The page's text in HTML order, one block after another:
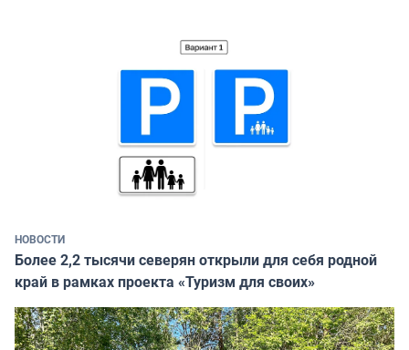
НОВОСТИ
Более 2,2 тысячи северян открыли для себя родной
край в рамках проекта «Туризм для своих»